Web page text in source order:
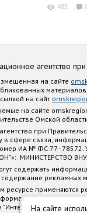
На сайте
483
агентство
на сайте
на сайт
на сайте
Омской
при
в сфере связи,
ИА № ФС 77 - 78572.
МИНИСТЕРСТВО
содержать
содержание рекламных
ресурсе применяются
на основе
"Интернет",